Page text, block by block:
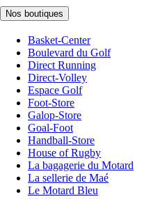
Nos boutiques
Basket-Center
Boulevard du Golf
Direct Running
Direct-Volley
Espace Golf
Foot-Store
Galop-Store
Goal-Foot
Handball-Store
House of Rugby
La bagagerie du Motard
La sellerie de Maé
Le Motard Bleu